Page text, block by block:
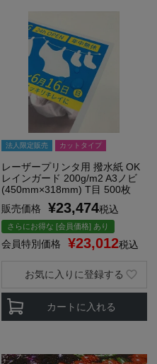
法人限定販売 カットタイプ
レーザープリンタ用 撥水紙 OK
レインガード 200g/m2 A3ノビ
(450mm×318mm) T目 500枚
販売価格
¥23,474税込
さらにお得な [会員価格] あり
会員特別価格 ¥23,012税込
カートに入れる
お気に入りに登録する